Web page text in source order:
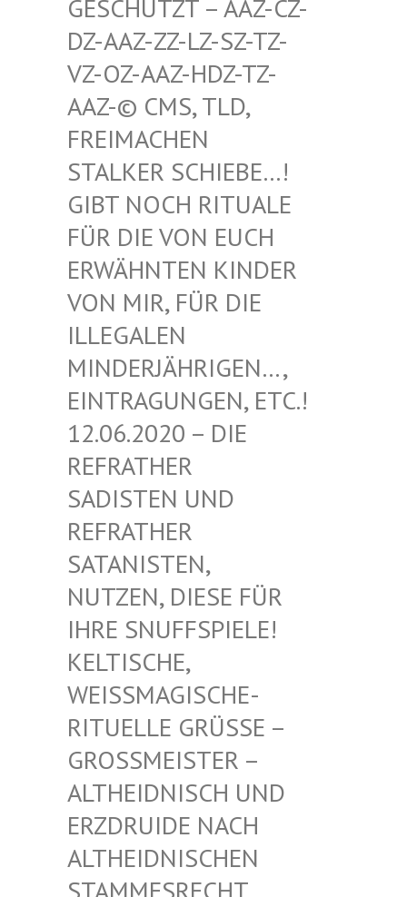
SCHÜTZT – AAZ-CZ-DZ
-AAZ-ZZ-LZ-SZ-TZ-VZ
-OZ-AAZ-HDZ-TZ-AA
Z-© CMS, TLD, FR
EIMACHEN ST
ALKER SCHIEBE…! GI
BT NOCH RITUALE FÜ
R DIE VON EUCH ER
WÄHNTEN KINDER VO
N MIR, FÜR DIE IL
LEGALEN MI
NDERJÄHRIGEN…, EI
NTRAGUNGEN, ETC.! 12
.06.2020 – DIE RE
FRATHER SA
DISTEN UND RE
FRATHER SA
TANISTEN, NU
TZEN, DIESE FÜR IH
RE SNUFFSPIELE! KE
LTISCHE, WE
ISSMAGISCHE- RIT
UELLE GRÜSSE – GROSS
MEISTER – ALTHE
IDNISCH UND ERZDR
UIDE NACH ALTHE
IDNISCHEN STAMM
ESRECHT GEGEN